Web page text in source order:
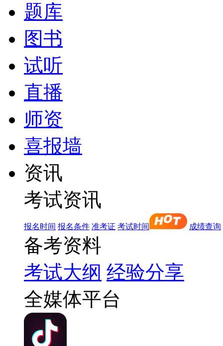
题库
图书
试听
直播
师资
喜报墙
资讯
考试资讯
报名时间 报名条件 准考证 考试时间 成绩查询
备考资料
考试大纲 经验分享
全媒体平台